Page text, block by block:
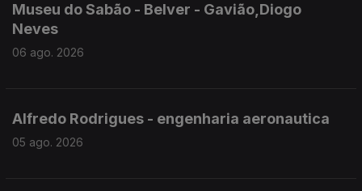
Museu do Sabão - Belver - Gavião,Diogo
Neves
06 ago. 2026
Alfredo Rodrigues - engenharia aeronautica
05 ago. 2026